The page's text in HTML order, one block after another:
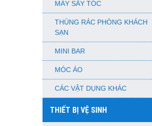
MÁY SẤY TÓC
THÙNG RÁC PHÒNG KHÁCH
SẠN
MINI BAR
MÓC ÁO
CÁC VẬT DỤNG KHÁC
THIẾT BỊ VỆ SINH